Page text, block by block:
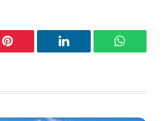
Pinterest LinkedIn